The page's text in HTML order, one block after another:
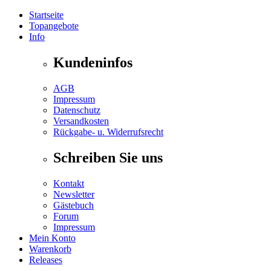
Startseite
Topangebote
Info
Kundeninfos
AGB
Impressum
Datenschutz
Versandkosten
Rückgabe- u. Widerrufsrecht
Schreiben Sie uns
Kontakt
Newsletter
Gästebuch
Forum
Impressum
Mein Konto
Warenkorb
Releases